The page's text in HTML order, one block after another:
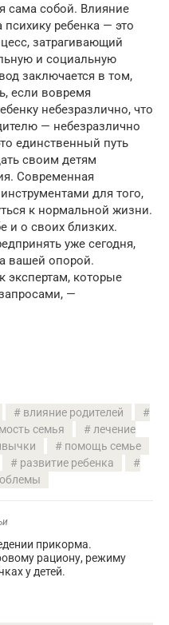
сама собой. Влияние
ребенка — это
затрагивающий
и социальную
заключается в том,
если вовремя
небезразлично, что
— небезразлично
единственный путь
своим детям
Современная
для того,
к нормальной жизни.
и о своих близких.
уже сегодня,
вашей опорой.
экспертам, которые
—
влияние родителей
семья
лечение
помощь семье
развитие ребенка
прикорма.
рациону, режиму
у детей.